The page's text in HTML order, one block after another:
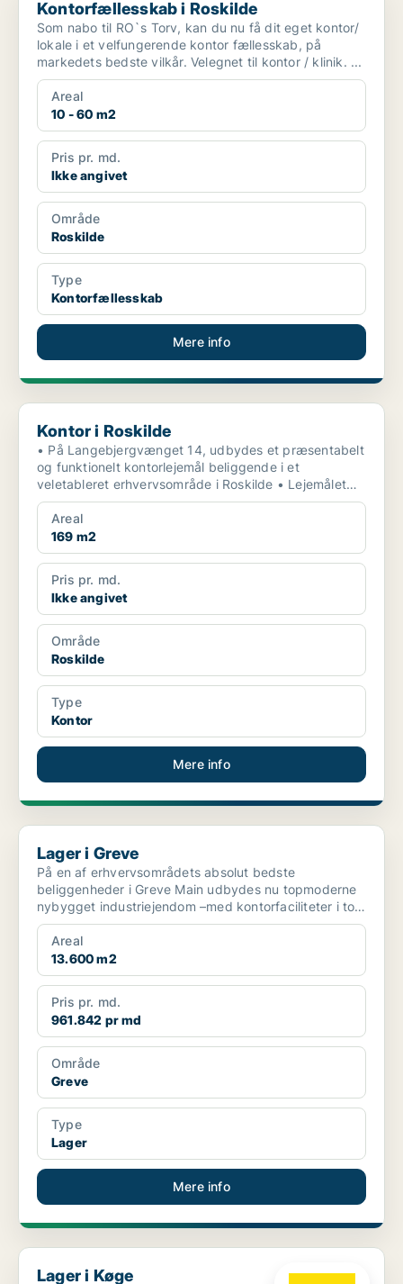
Kontorfællesskab i Roskilde
Som nabo til RO`s Torv, kan du nu få dit eget kontor/
lokale i et velfungerende kontor fællesskab, på
markedets bedste vilkår. Velegnet til kontor / klinik. ...
Areal
10 - 60 m2
Pris pr. md.
Ikke angivet
Område
Roskilde
Type
Kontorfællesskab
Mere info
Kontor i Roskilde
Kontor i Roskilde
• På Langebjergvænget 14, udbydes et præsentabelt
og funktionelt kontorlejemål beliggende i et
veletableret erhvervsområde i Roskilde • Lejemålet
fremstår i...
Areal
169 m2
Pris pr. md.
Ikke angivet
Område
Roskilde
Type
Kontor
Mere info
Lager i Greve
Lager i Greve
På en af erhvervsområdets absolut bedste
beliggenheder i Greve Main udbydes nu topmoderne
nybygget industriejendom –med kontorfaciliteter i to
plan og tilhør...
Areal
13.600 m2
Pris pr. md.
961.842 pr md
Område
Greve
Type
Lager
Mere info
Lager i Køge
Lager i Køge